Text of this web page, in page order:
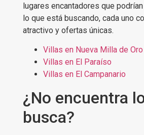
lugares encantadores que
lo que está buscando, cada uno
atractivo y ofertas únicas.
Villas en Nueva Milla de Oro
Villas en El Paraíso
Villas en El Campanario
¿No encuentra
busca?